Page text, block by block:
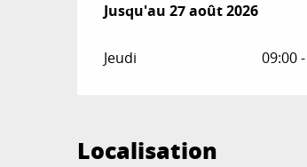
Du9 juillet 2026au27 août
Jusqu'au 27 août 2026
Jeudi 09:00
Localisation